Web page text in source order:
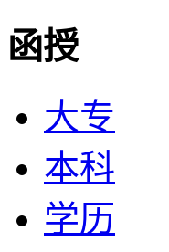
函授
大专
本科
学历